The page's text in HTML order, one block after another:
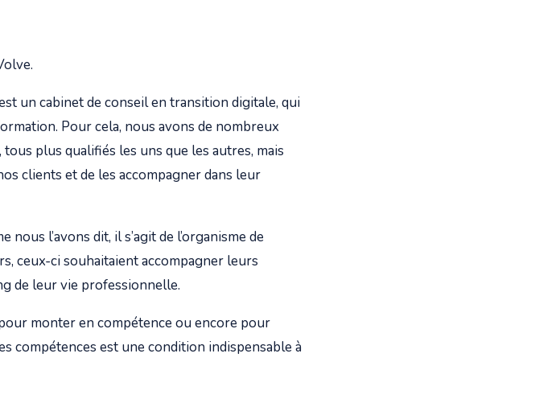
un cabinet de conseil en transition digitale, qui
Pour cela, nous avons de nombreux
plus qualifiés les uns que les autres, mais
clients et de les accompagner dans leur
l’avons dit, il s’agit de l’organisme de
ceux-ci souhaitaient accompagner leurs
de leur vie professionnelle.
monter en compétence ou encore pour
compétences est une condition indispensable à